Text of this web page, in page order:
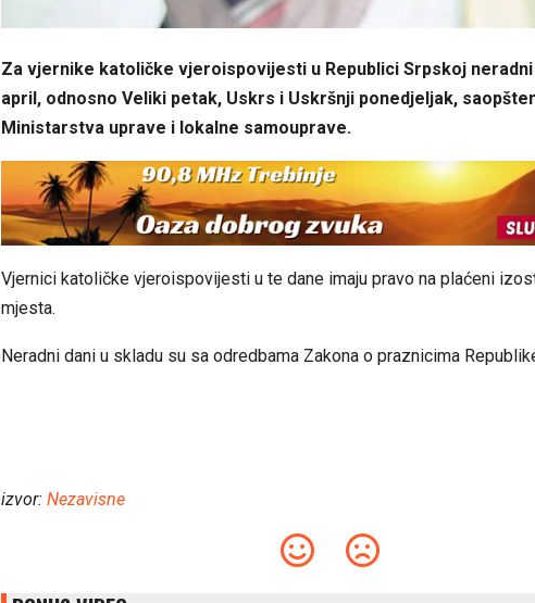
Za vjernike katoličke vjeroispovijesti u Republici Srpskoj neradni
april, odnosno Veliki petak, Uskrs i Uskršnji ponedjeljak,
Ministarstva uprave i lokalne samouprave.
Vjernici katoličke vjeroispovijesti u te dane imaju pravo na plaćeni
mjesta.
Neradni dani u skladu su sa odredbama Zakona o praznicima
izvor: Nezavisne